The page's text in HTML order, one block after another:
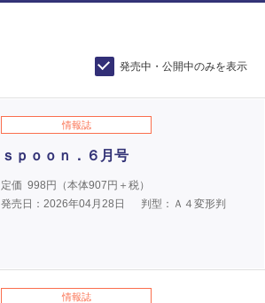
発売中・公開中のみを表示
情報誌
ｓｐｏｏｎ．６月号
定価 998円（本体907円＋税）
発売日：2026年04月28日
判型：Ａ４変形判
情報誌